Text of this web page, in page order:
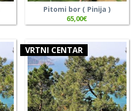
Pitomi bor ( Pinija )
65,00€
VRTNI CENTAR